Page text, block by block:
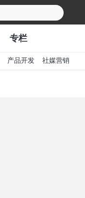
专栏
产品开发 社媒营销